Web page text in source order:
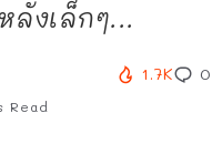
งเล็กๆ...
Read
1.7K 0